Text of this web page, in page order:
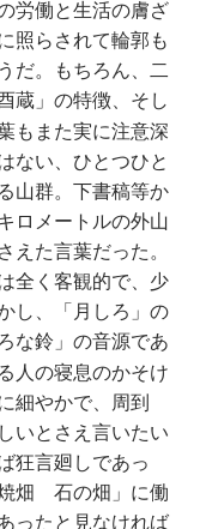
労働と生活の膚ざ
照らされて輪郭も
だ。もちろん、二
蔵」の特徴、そし
もまた実に注意深
ない、ひとつひと
山群。下書稿等か
ロメートルの外山
えた言葉だった。
全く客観的で、少
し、「月しろ」の
な鈴」の音源であ
人の寝息のかそけ
細やかで、周到
いとさえ言いたい
狂言廻しであっ
畑 石の畑」に働
ったと見なければ